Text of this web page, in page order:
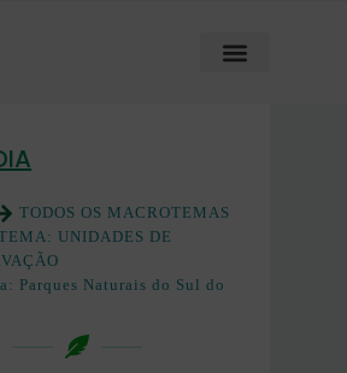
TODOS OS MACROTEMAS
UNIDADES DE
Parques Naturais do Sul do